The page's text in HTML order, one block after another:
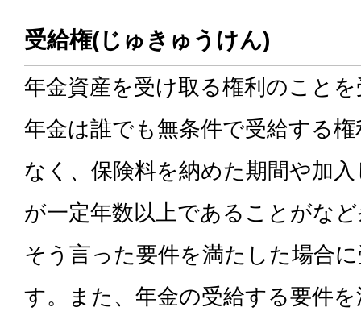
受給権(じゅきゅうけん)
年金資産を受け取る権利のこと
年金は誰でも無条件で受給する
なく、保険料を納めた期間や加
が一定年数以上であることがな
そう言った要件を満たした場合
す。また、年金の受給する要件